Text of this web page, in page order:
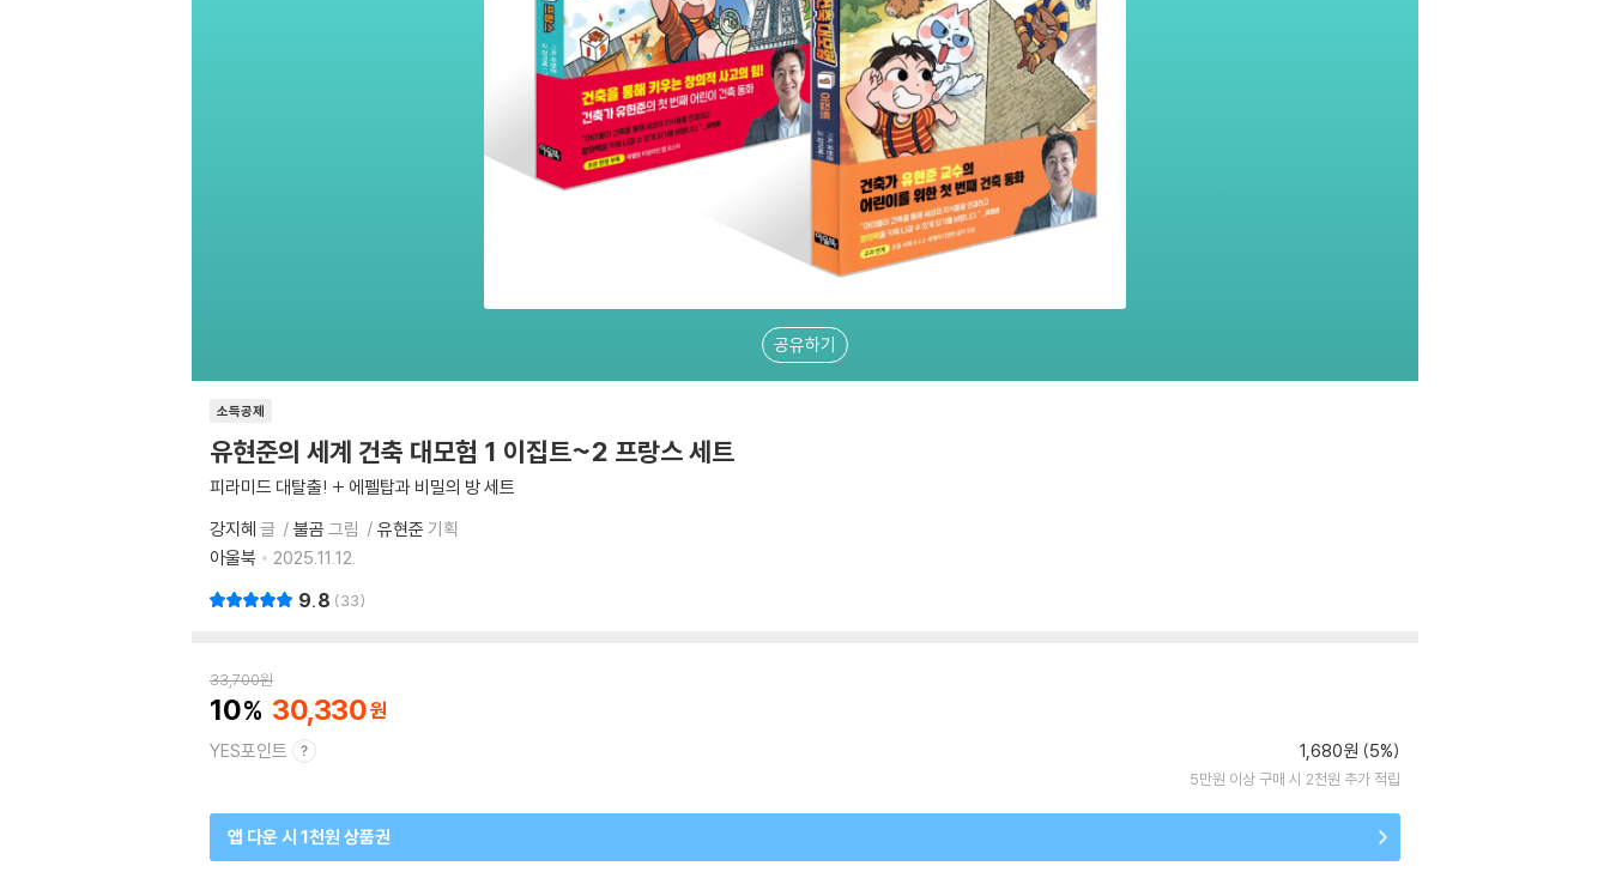
공유하기
소득공제
유현준의 세계 건축 대모험 1 이집트~2 프랑스 세트
피라미드 대탈출! + 에펠탑과 비밀의 방 세트
강지혜 글 불곰 그림 유현준 기획
아울북
2025.11.12.
9.8 33
33,700원
10 30,330
YES포인트 1,680원 (5%)
5만원 이상 구매 시 2천원 추가 적립
앱 다운 시 1천원 상품권